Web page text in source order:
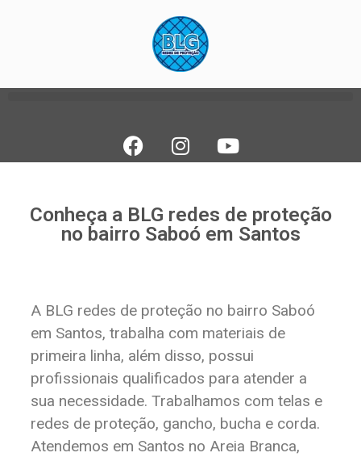
Conheça a BLG redes de proteção
no bairro Saboó em Santos
A BLG redes de proteção no bairro Saboó
em Santos, trabalha com materiais de
primeira linha, além disso, possui
profissionais qualificados para atender a
sua necessidade. Trabalhamos com telas e
redes de proteção, gancho, bucha e corda.
Atendemos em Santos no Areia Branca,